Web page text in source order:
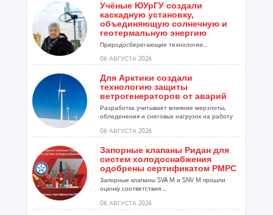
Учёные ЮУрГУ создали
каскадную установку,
объединяющую солнечную и
геотермальную энергию
Природосберегающие технологии...
06 АВГУСТА 2026
Для Арктики создали
технологию защиты
ветрогенераторов от аварий
Разработка учитывает влияние мерзлоты,
обледенения и снеговых нагрузок на работу
06 АВГУСТА 2026
Запорные клапаны Ридан для
систем холодоснабжения
одобрены сертификатом РМРС
Запорные клапаны SVA M и SNV M прошли
оценку соответствия ...
06 АВГУСТА 2026